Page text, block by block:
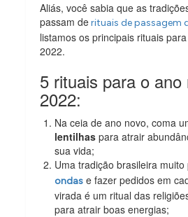
Aliás, você sabia que as
passam derituais de passagem
listamos os principais rituais
2022.
5 rituais para o ano
2022:
Na ceia de ano novo, coma
lentilhas para atrair
sua vida;
Uma tradição brasileira muito
ondas e fazer pedidos em
virada é um ritual das
para atrair boas energias;